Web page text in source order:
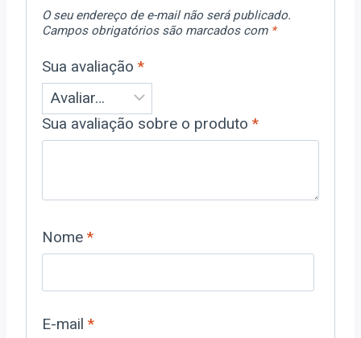
O seu endereço de e-mail não será publicado.
Campos obrigatórios são marcados com *
Sua avaliação *
Sua avaliação sobre o produto *
Nome *
E-mail *